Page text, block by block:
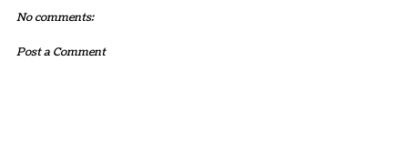
No comments:
Post a Comment